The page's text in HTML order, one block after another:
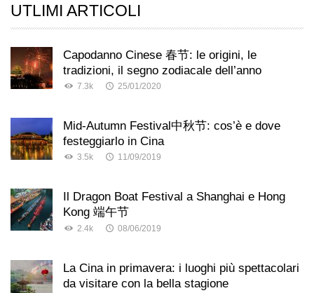
UTLIMI ARTICOLI
Capodanno Cinese 春节: le origini, le
tradizioni, il segno zodiacale dell’anno
7.3k 25/01/2020
Mid-Autumn Festival中秋节: cos’è e dove
festeggiarlo in Cina
3.5k 11/09/2019
Il Dragon Boat Festival a Shanghai e Hong
Kong 端午节
2.4k 08/06/2019
La Cina in primavera: i luoghi più spettacolari
da visitare con la bella stagione